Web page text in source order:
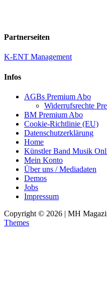
Partnerseiten
K-ENT Management
Infos
AGBs Premium Abo
Widerrufsrechte
BM Premium Abo
Cookie-Richtlinie (EU)
Datenschutzerklärung
Home
Künstler Band Musik
Mein Konto
Über uns / Mediadaten
Demos
Jobs
Impressum
Copyright © 2026 | MH
Themes